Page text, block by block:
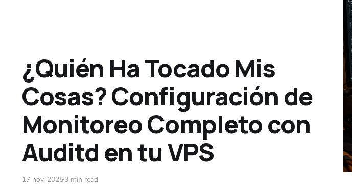
¿Quién Ha Tocado Mis
Cosas? Configuración de
Monitoreo Completo con
Auditd en tu VPS
17 nov. 20253 min read